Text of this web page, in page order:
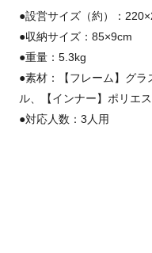
●設営サイズ（約）：
●収納サイズ：85×9cm
●重量：5.3kg
●素材：【フレーム】グ
ル、【インナー】ポリエ
●対応人数：3人用